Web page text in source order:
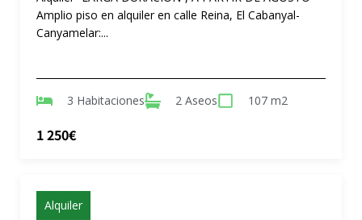
Amplio piso en alquiler en calle Reina, El Cabanyal-
Canyamelar:...
3 Habitaciones 2 Aseos 107 m2
1 250€
Alquiler